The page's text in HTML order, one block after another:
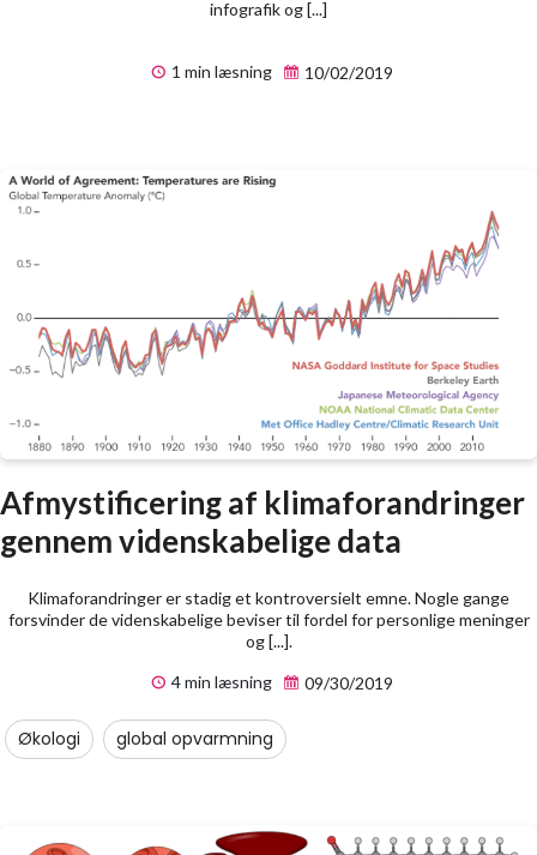
infografik og [...]
1 min læsning 10/02/2019
Afmystificering af klimaforandringer
gennem videnskabelige data
Klimaforandringer er stadig et kontroversielt emne. Nogle gange
forsvinder de videnskabelige beviser til fordel for personlige meninger
og [...].
4 min læsning
09/30/2019
Økologi global opvarmning